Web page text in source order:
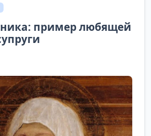
пример любящей